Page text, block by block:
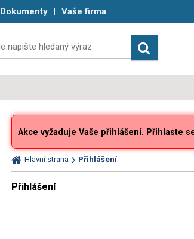
Dokumenty Vaše firma
Akce vyžaduje Vaše přihlášení. Přihlaste
Hlavní strana Přihlášení
Přihlášení